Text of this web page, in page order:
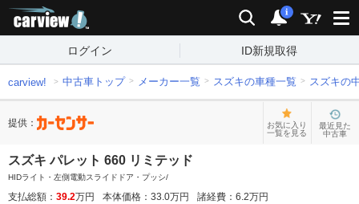
検索 通知
i
ログイン ID新規取得
carview! 中古車トップ メーカー一覧 スズキの車種一覧 スズキの
提供：
お気に入り
一覧を見る
最近見た
中古車
スズキ パレット 660 リミテッド
HIDライト・左側電動スライドドア・プッシ/
支払総額： 39.2万円 本体価格： 33.0万円 諸経費： 6.2万円